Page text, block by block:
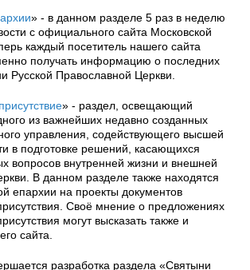
» - в данном разделе 5 раз в неделю
с официального сайта Московской
каждый посетитель нашего сайта
получать информацию о последних
Русской Православной Церкви.
» - раздел, освещающий
из важнейших недавно созданных
управления, содействующего высшей
в подготовке решений, касающихся
вопросов внутренней жизни и внешней
В данном разделе также находятся
епархии на проекты документов
Своё мнение о предложениях
могут высказать также и
сайта.
разработка раздела «Святыни